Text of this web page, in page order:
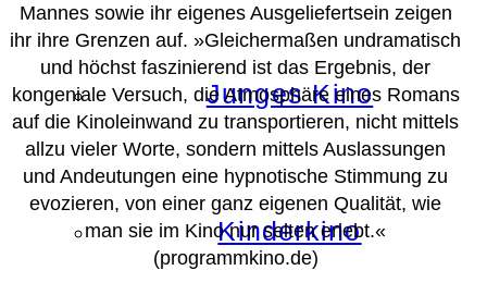
Junges Kino
Kinderkino
Mannes sowie ihr eigenes Ausgeliefertsein zeigen
ihr ihre Grenzen auf. »Gleichermaßen undramatisch
und höchst faszinierend ist das Ergebnis, der
kongeniale Versuch, die Atmosphäre eines Romans
auf die Kinoleinwand zu transportieren, nicht mittels
allzu vieler Worte, sondern mittels Auslassungen
und Andeutungen eine hypnotische Stimmung zu
evozieren, von einer ganz eigenen Qualität, wie
man sie im Kino nur selten erlebt.«
(programmkino.de)